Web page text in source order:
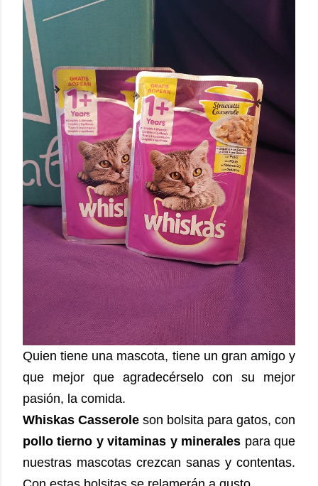
Quien tiene una mascota, tiene un gran amigo y
que mejor que agradecérselo con su mejor
pasión, la comida.
Whiskas Casserole son bolsita para gatos, con
pollo tierno y vitaminas y minerales para que
nuestras mascotas crezcan sanas y contentas.